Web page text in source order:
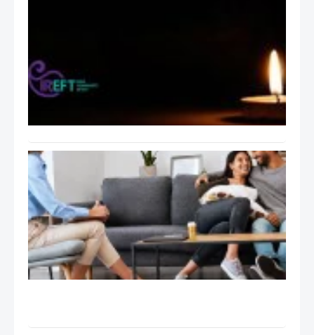
ایران
بابت
اتفاقات
ایران
راهنمای
عملی
جلسات
درمان
هیجان
مدار
EFT:
تانگو
Tango